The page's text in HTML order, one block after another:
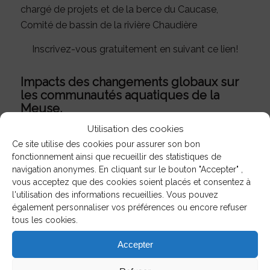
Utilisation des cookies
Ce site utilise des cookies pour assurer son bon
fonctionnement ainsi que recueillir des statistiques de
navigation anonymes. En cliquant sur le bouton "Accepter" ,
vous acceptez que des cookies soient placés et consentez à
l'utilisation des informations recueillies. Vous pouvez
également personnaliser vos préférences ou encore refuser
tous les cookies.
Accepter
chargé de projets et de la berce du Caucase,
Comité de bassin de la rivière Chaudière
Inscrivez-vous gratuitement en suivant ce lien!
Impacts des changements globaux sur
les communautés aquatiques de la
Meuse.
Les changements globaux et les activités
humaines ont facilité l’introduction de nombreuses
espèces exotiques envahissantes dans
l’environnement, engendrant des modifications
profondes des communautés aquatiques. Au sein
des grands hydrosystèmes fortement anthropisés
subissant diverses modifications d’ordre physique
et physicochimique, des changements
communautaires majeurs peuvent apparaître